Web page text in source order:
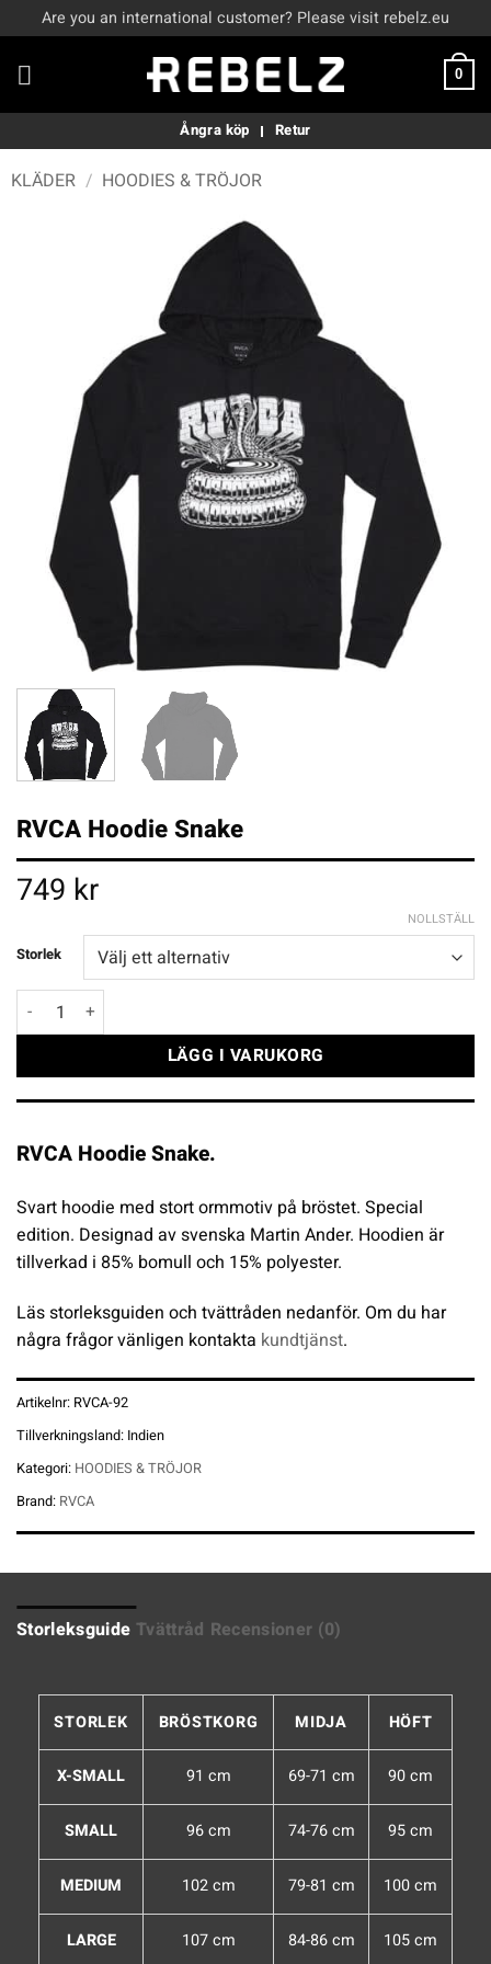
to
content
Are you an international customer? Please visit rebelz.eu
0
Ångra köp Retur
KLÄDER / HOODIES & TRÖJOR
RVCA Hoodie Snake
749 kr
Storlek
NOLLSTÄLL
RVCA Hoodie Snake mängd
LÄGG I VARUKORG
RVCA Hoodie Snake.
Svart hoodie med stort ormmotiv på bröstet. Special
edition. Designad av svenska Martin Ander. Hoodien är
tillverkad i 85% bomull och 15% polyester.
Läs storleksguiden och tvättråden nedanför. Om du har
några frågor vänligen kontakta kundtjänst.
Artikelnr: RVCA-92
Tillverkningsland: Indien
Kategori: HOODIES & TRÖJOR
Brand: RVCA
Storleksguide Tvättråd Recensioner (0)
STORLEK BRÖSTKORG MIDJA HÖFT
X-SMALL 91 cm 69-71 cm 90 cm
SMALL 96 cm 74-76 cm 95 cm
MEDIUM 102 cm 79-81 cm 100 cm
LARGE 107 cm 84-86 cm 105 cm